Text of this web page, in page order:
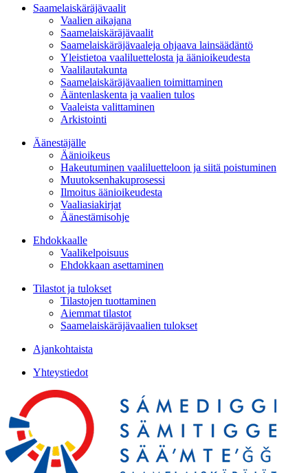
Saamelaiskäräjävaalit
Vaalien aikajana
Saamelaiskäräjävaalit
Saamelaiskäräjävaaleja ohjaava lainsäädäntö
Yleistietoa vaaliluettelosta ja äänioikeudesta
Vaalilautakunta
Saamelaiskäräjävaalien toimittaminen
Ääntenlaskenta ja vaalien tulos
Vaaleista valittaminen
Arkistointi
Äänestäjälle
Äänioikeus
Hakeutuminen vaaliluetteloon ja siitä poistuminen
Muutoksenhakuprosessi
Ilmoitus äänioikeudesta
Vaaliasiakirjat
Äänestämisohje
Ehdokkaalle
Vaalikelpoisuus
Ehdokkaan asettaminen
Tilastot ja tulokset
Tilastojen tuottaminen
Aiemmat tilastot
Saamelaiskäräjävaalien tulokset
Ajankohtaista
Yhteystiedot